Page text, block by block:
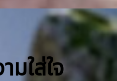
มใส่ใจ